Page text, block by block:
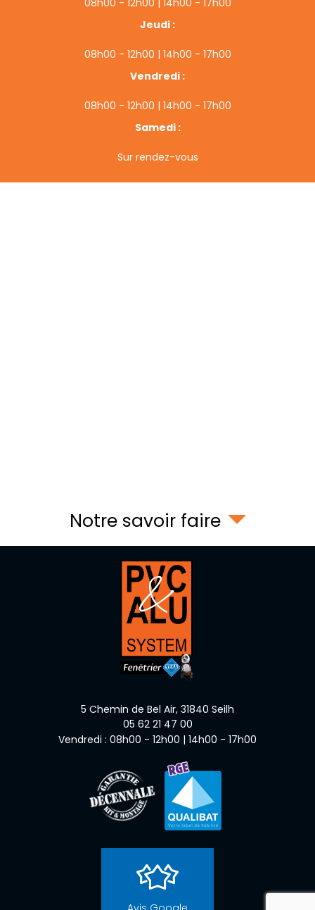
08h00 - 12h00 | 14h00 - 17h00
Jeudi :
08h00 - 12h00 | 14h00 - 17h00
Vendredi :
08h00 - 12h00 | 14h00 - 17h00
Samedi :
Sur rendez-vous
Notre savoir faire
5 Chemin de Bel Air, 31840 Seilh
05 62 21 47 00
Vendredi : 08h00 - 12h00 | 14h00 - 17h00